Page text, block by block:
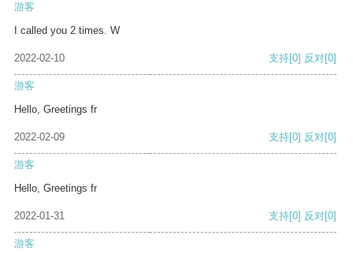
游客
I called you 2 times. W
2022-02-10 支持[0] 反对[0]
游客
Hello, Greetings fr
2022-02-09 支持[0] 反对[0]
游客
Hello, Greetings fr
2022-01-31 支持[0] 反对[0]
游客